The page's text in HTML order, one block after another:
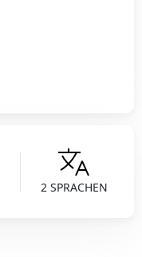
2 SPRACHEN